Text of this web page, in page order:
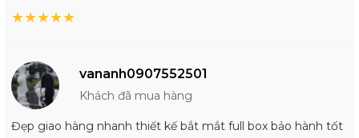
★★★★★
vananh0907552501
Khách đã mua hàng
Đẹp giao hàng nhanh thiết kế bắt mắt full box bảo hành tốt